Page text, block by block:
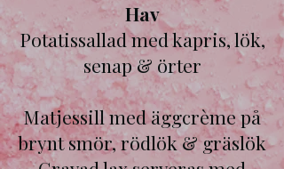
Hav
Potatissallad med kapris, lök,
senap & örter
Matjessill med äggcrème på
brynt smör, rödlök & gräslök